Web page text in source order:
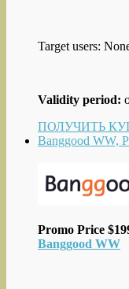
Target users:
Validity period:
ПОЛУЧИТЬ
Banggood WW,
Promo Price
Banggood WW